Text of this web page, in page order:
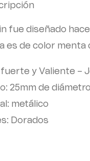
fue diseñado
es de color menta
fuerte y Valiente –
25mm de diámetro
metálico
Dorados